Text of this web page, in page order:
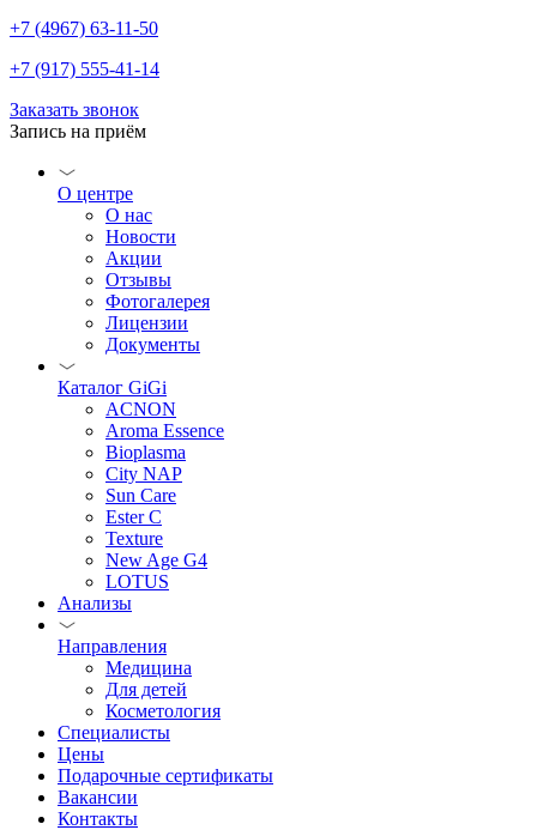
+7 (4967) 63-11-50
+7 (917) 555-41-14
Заказать звонок
Запись на приём
О центре
О нас
Новости
Акции
Отзывы
Фотогалерея
Лицензии
Документы
Каталог GiGi
ACNON
Aroma Essence
Bioplasma
City NAP
Sun Care
Ester C
Texture
New Age G4
LOTUS
Анализы
Направления
Медицина
Для детей
Косметология
Специалисты
Цены
Подарочные сертификаты
Вакансии
Контакты